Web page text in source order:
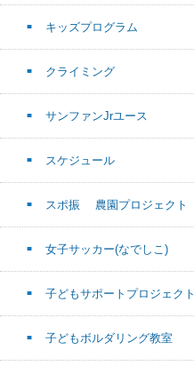
キッズプログラム
クライミング
サンファンJrユース
スケジュール
スポ振 農園プロジェクト
女子サッカー(なでしこ)
子どもサポートプロジェクト
子どもボルダリング教室